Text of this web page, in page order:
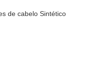
de cabelo Sintético